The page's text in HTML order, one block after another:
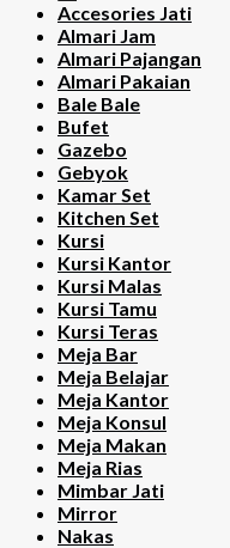
Accesories Jati
Almari Jam
Almari Pajangan
Almari Pakaian
Bale Bale
Bufet
Gazebo
Gebyok
Kamar Set
Kitchen Set
Kursi
Kursi Kantor
Kursi Malas
Kursi Tamu
Kursi Teras
Meja Bar
Meja Belajar
Meja Kantor
Meja Konsul
Meja Makan
Meja Rias
Mimbar Jati
Mirror
Nakas